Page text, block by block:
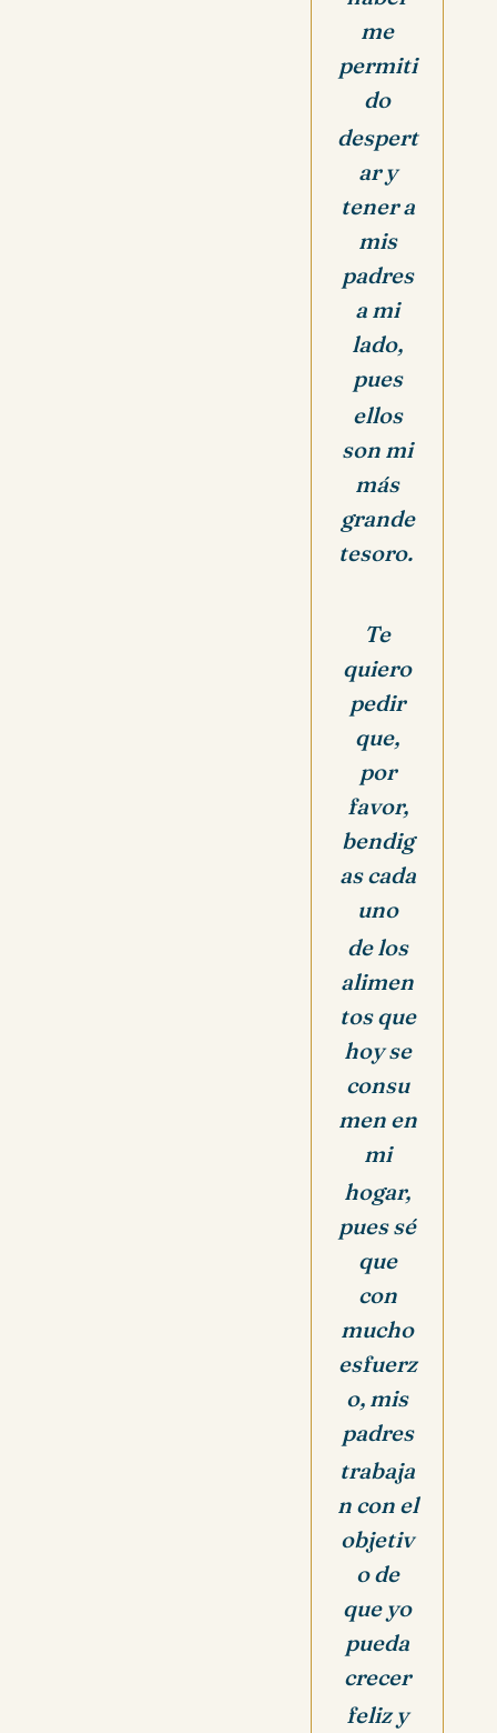
me
permiti
do
despert
ar y
tener a
mis
padres
a mi
lado,
pues
ellos
son mi
más
grande
tesoro.
Te
quiero
pedir
que,
por
favor,
bendig
as cada
uno
de los
alimen
tos que
hoy se
consu
men en
mi
hogar,
pues sé
que
con
mucho
esfuerz
o, mis
padres
trabaja
n con el
objetiv
o de
que yo
pueda
crecer
feliz y